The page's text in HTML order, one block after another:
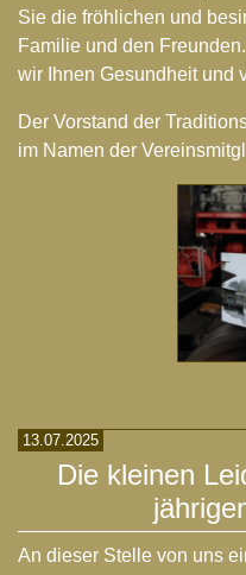
Sie die fröhlichen und
Familie und den
wir Ihnen Gesundheit und
Der Vorstand der
im Namen der
13.07.2025
Die kleinen
An dieser Stelle von uns